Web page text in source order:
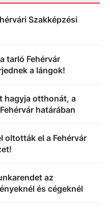
Szakképzési
tarló Fehérvár
a lángok!
hagyja otthonát, a
határában
oltották el a Fehérvár
az
és cégeknél